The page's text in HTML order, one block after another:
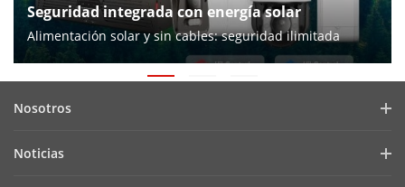
Seguridad integrada con energía solar
Alimentación solar y sin cables: seguridad ilimitada
Nosotros
Noticias